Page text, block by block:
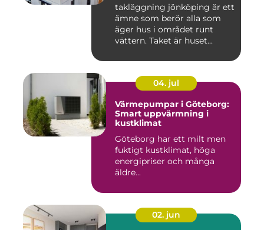
takläggning jönköping är ett
ämne som berör alla som
äger hus i området runt
vättern. Taket är huset...
04. jul
Värmepumpar i Göteborg:
Smart uppvärmning i
kustklimat
Göteborg har ett milt men
fuktigt kustklimat, höga
energipriser och många
äldre...
02. jun